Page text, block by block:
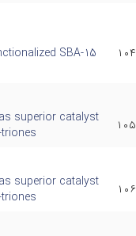
۱۰۴ SBA-15
۱۰۵
superior catalyst
۱۰۶
superior catalyst